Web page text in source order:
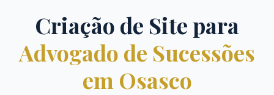
Criação de Site para
Advogado de Sucessões
em Osasco